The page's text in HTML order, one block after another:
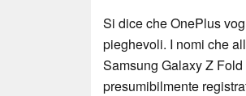
Si dice che OnePlus
pieghevoli. I nomi che
Samsung Galaxy Z
presumibilmente